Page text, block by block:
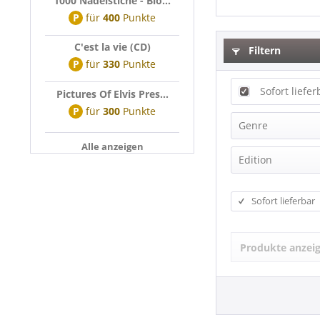
P für 400 Punkte
C'est la vie (CD)
P für 330 Punkte
Pictures Of Elvis Pres...
P für 300 Punkte
Alle anzeigen
Filtern
Sofort
Genre
Beat
Blues
Christmas
Country
Folk
Edition
Box-Set
Compilation
EP
Sofort lieferbar
Produkte